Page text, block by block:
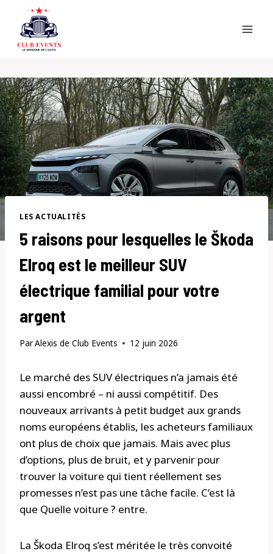
content
LES ACTUALITÉS
5 raisons pour lesquelles le Škoda
Elroq est le meilleur SUV
électrique familial pour votre
argent
ParAlexis de Club Events 12 juin 2026
Le marché des SUV électriques n’a jamais été
aussi encombré – ni aussi compétitif. Des
nouveaux arrivants à petit budget aux grands
noms européens établis, les acheteurs familiaux
ont plus de choix que jamais. Mais avec plus
d’options, plus de bruit, et y parvenir pour
trouver la voiture qui tient réellement ses
promesses n’est pas une tâche facile. C’est là
que Quelle voiture ? entre.
La Škoda Elroq s’est méritée le très convoité